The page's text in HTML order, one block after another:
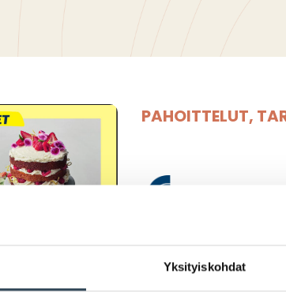
Yksityiskohdat
PAHOITTELUT,